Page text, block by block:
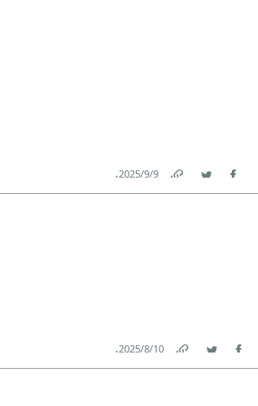
Facebook
Twitter
Link
9‏/9‏/2025
.
Facebook
Twitter
Link
10‏/8‏/2025
.